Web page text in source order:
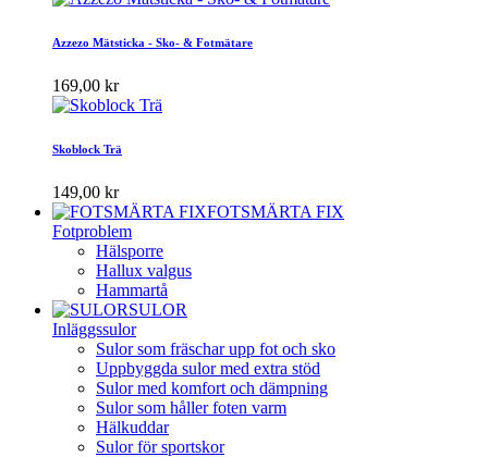
Azzezo Mätsticka - Sko- & Fotmätare
169,00 kr
Skoblock Trä
149,00 kr
FOTSMÄRTA FIX
Fotproblem
Hälsporre
Hallux valgus
Hammartå
SULOR
Inläggssulor
Sulor som fräschar upp fot och sko
Uppbyggda sulor med extra stöd
Sulor med komfort och dämpning
Sulor som håller foten varm
Hälkuddar
Sulor för sportskor